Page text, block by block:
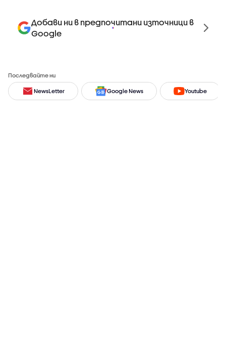
Добави ни в предпочитани източници в
Google
Последвайте ни
NewsLetter Google News Youtube